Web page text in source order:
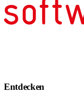
Entdecken